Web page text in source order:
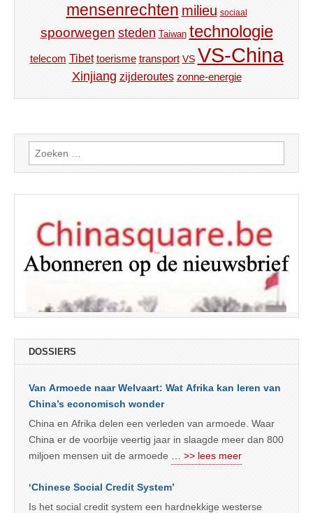
mensenrechten milieu sociaal
spoorwegen steden Taiwan technologie
telecom Tibet toerisme transport VS VS-China
Xinjiang zijderoutes zonne-energie
Zoeken
naar:
DOSSIERS
Van Armoede naar Welvaart: Wat Afrika kan leren van
China’s economisch wonder
China en Afrika delen een verleden van armoede. Waar
China er de voorbije veertig jaar in slaagde meer dan 800
miljoen mensen uit de armoede
… >> lees meer
‘Chinese Social Credit System’
Is het social credit system een hardnekkige westerse